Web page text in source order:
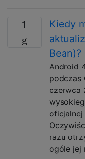
1
Kiedy
Bean)?
Android
podczas
czerwca
razu
ogóle jej